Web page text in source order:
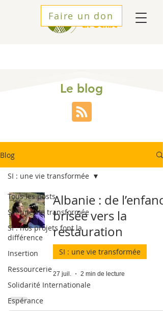
Faire un don
Le blog
Blog
Tous les posts
SI : une vie transformée
SI : nos projets font la
différence
Insertion
Ressourcerie
Solidarité Internationale
Espérance
SI : une vie transformée
Albanie : de l’enfance
brisée vers la
restauration
SI : une vie transformée
27 juil. 2 min de lecture